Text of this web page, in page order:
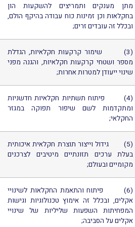
מתן מענקים ותמריצים להשקעות הון
בחקלאות וכן זמינות כוח עבודה בהיקף הולם,
ובכלל זה עובדים זרים;
(3) שימור קרקעות חקלאיות, הגדלת
מספר ושטחי קרקעות חקלאיות, והגנה מפני
שינוי ייעודן למטרות אחרות;
(4) פיתוח תשתיות חקלאיות חדשניות
ומתקדמות לשם שיפור תפוקה במגזר
החקלאי;
(5) גידול וייצור תוצרת חקלאית איכותית
בעלת ערכים תזונתיים מיטיבים לצרכנים
מקומיים ובעולם;
(6) פיתוח והתאמת החקלאות לשינויי
אקלים, ובכלל זה אימוץ טכנולוגיות וגישות
המפחיתות השפעות שליליות של שינויי
אקלים על הסביבה;